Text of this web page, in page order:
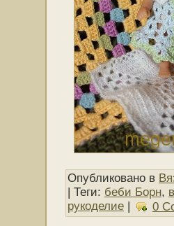
Опубликовано в
| Теги: беби Борн,
рукоделие
0